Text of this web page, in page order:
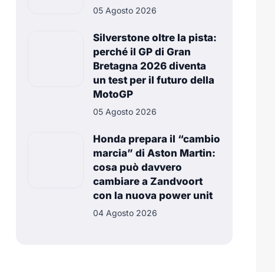
05 Agosto 2026
Silverstone oltre la pista:
perché il GP di Gran
Bretagna 2026 diventa
un test per il futuro della
MotoGP
05 Agosto 2026
Honda prepara il “cambio
marcia” di Aston Martin:
cosa può davvero
cambiare a Zandvoort
con la nuova power unit
04 Agosto 2026